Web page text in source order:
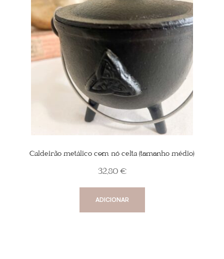
Caldeirão metálico com nó celta (tamanho médio)
32,80 €
ADICIONAR